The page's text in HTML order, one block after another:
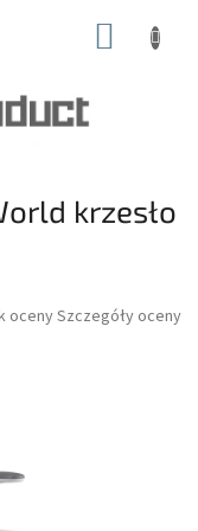
krzesło
ocenySzczegóły oceny